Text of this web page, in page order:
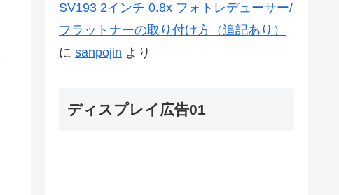
SV193 2インチ 0.8x フォトレデューサー/
フラットナーの取り付け方（追記あり）
に sanpojin より
ディスプレイ広告01